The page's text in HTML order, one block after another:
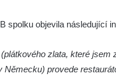
č. 264 v Dolním
spolku objevila následující
zlata, které
Německu) provede